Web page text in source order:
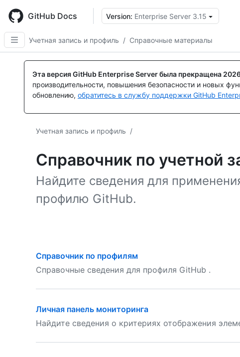
main
content
GitHub Docs Version: Enterprise Server 3.15
Учетная запись и профиль / Справочные материалы
Эта версия GitHub Enterprise Server была прекращена
производительности, повышения безопасности и новых
обновлению, обратитесь в службу поддержки GitHub
Учетная запись и профиль /
Справочник по учетной
Найдите сведения для
профилю GitHub.
Справочник по профилям
Справочные сведения для профиля GitHub .
Личная панель мониторинга
Найдите сведения о критериях отображения